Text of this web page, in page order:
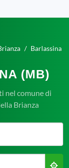
Barlassina
(MB)
nel comune di
Brianza